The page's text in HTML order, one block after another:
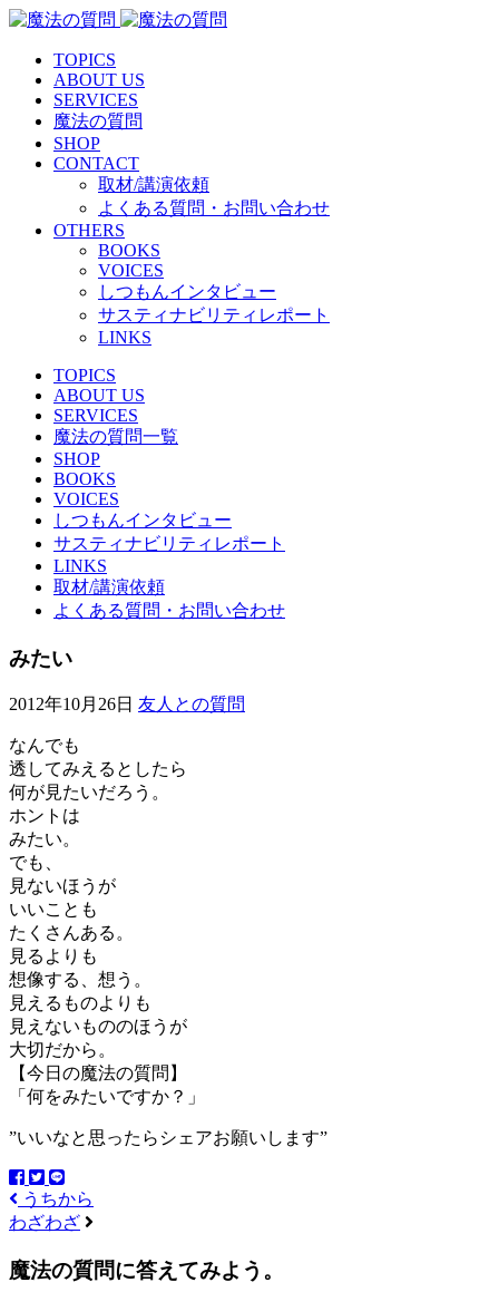
TOPICS
ABOUT US
SERVICES
魔法の質問
SHOP
CONTACT
取材/講演依頼
よくある質問・お問い合わせ
OTHERS
BOOKS
VOICES
しつもんインタビュー
サスティナビリティレポート
LINKS
TOPICS
ABOUT US
SERVICES
魔法の質問一覧
SHOP
BOOKS
VOICES
しつもんインタビュー
サスティナビリティレポート
LINKS
取材/講演依頼
よくある質問・お問い合わせ
みたい
2012年10月26日 友人との質問
なんでも
透してみえるとしたら
何が見たいだろう。
ホントは
みたい。
でも、
見ないほうが
いいことも
たくさんある。
見るよりも
想像する、想う。
見えるものよりも
見えないもののほうが
大切だから。
【今日の魔法の質問】
「何をみたいですか？」
”いいなと思ったらシェアお願いします”
うちから
わざわざ
魔法の質問に答えてみよう。